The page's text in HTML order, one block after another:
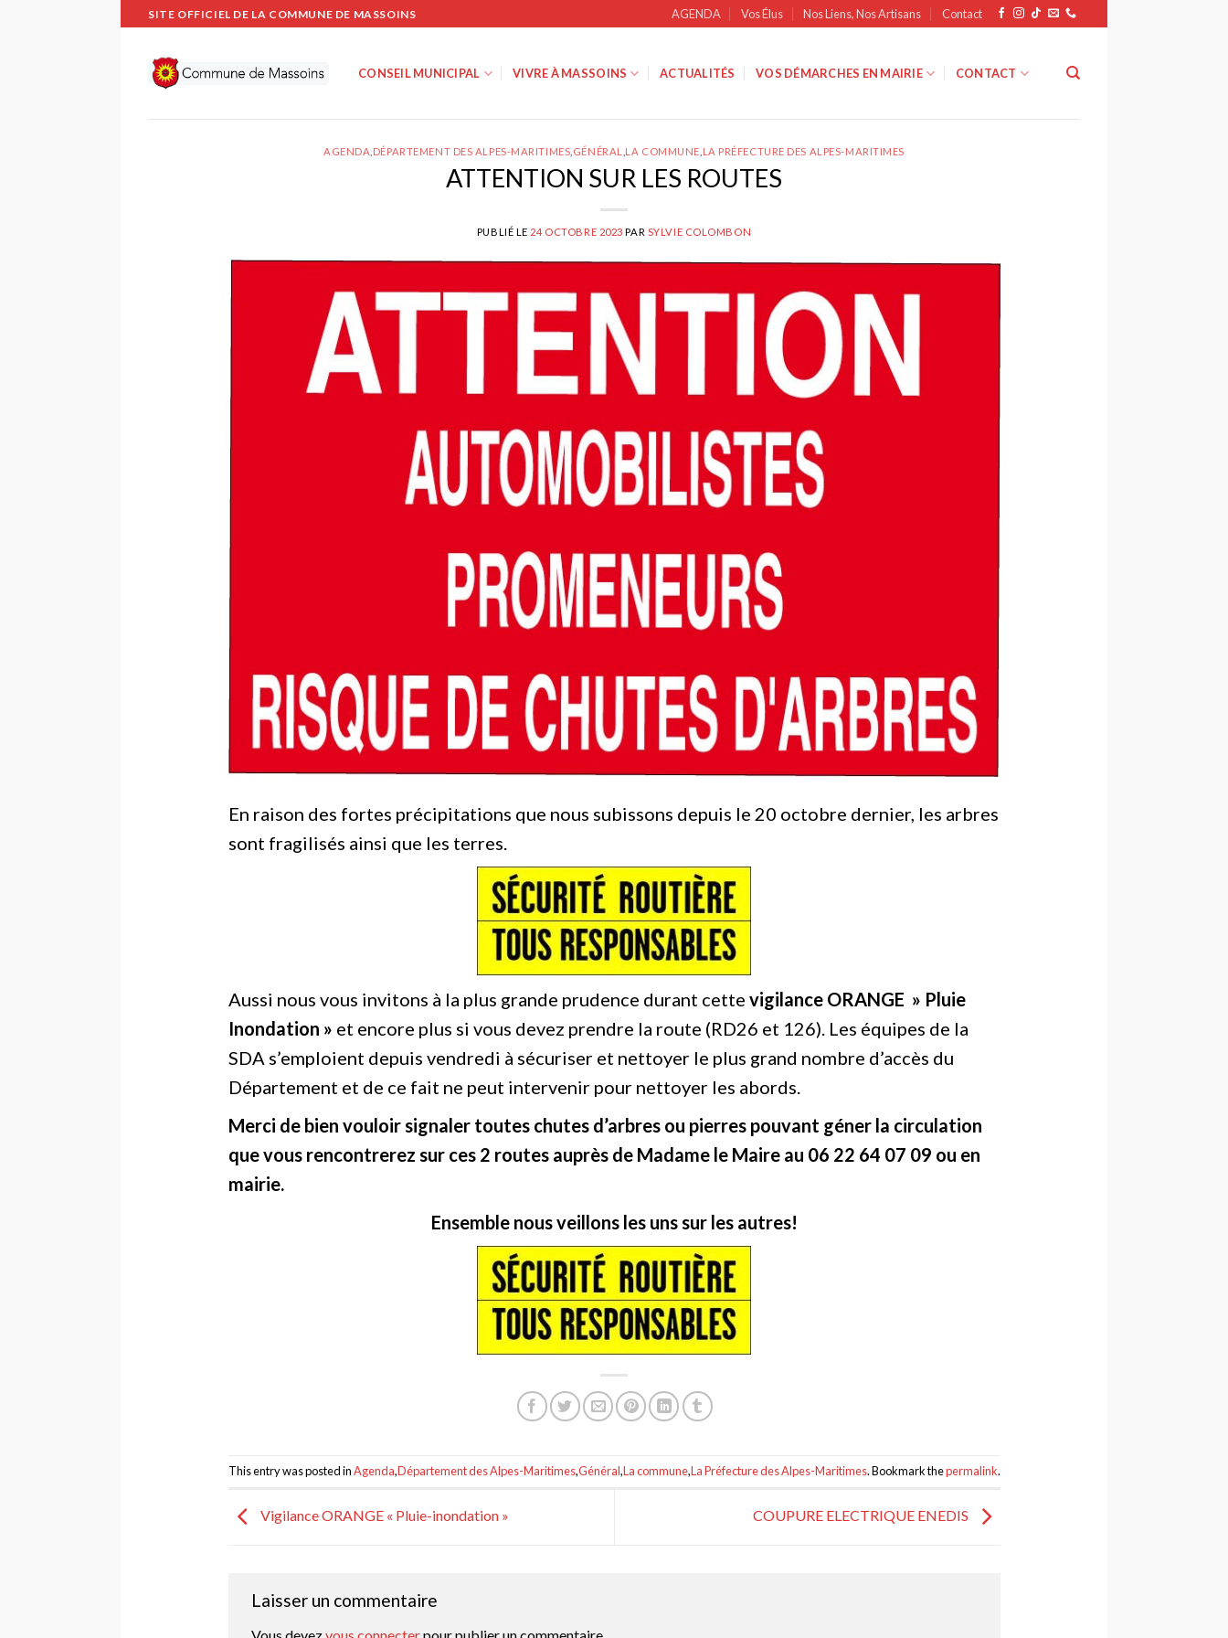
Passer
au
contenu
SITE OFFICIEL DE LA COMMUNE DE MASSOINS AGENDA Vos Élus Nos Liens, Nos Artisans Contact
CONSEIL MUNICIPAL VIVRE À MASSOINS ACTUALITÉS VOS DÉMARCHES EN MAIRIE CONTACT
AGENDA DÉPARTEMENT DES ALPES-MARITIMES GÉNÉRAL LA COMMUNE LA PRÉFECTURE DES ALPES-MARITIMES
ATTENTION SUR LES ROUTES
PUBLIÉ LE 24 OCTOBRE 2023 PAR SYLVIE COLOMBON
En raison des fortes précipitations que nous subissons depuis le 20 octobre dernier, les arbres
sont fragilisés ainsi que les terres.
Aussi nous vous invitons à la plus grande prudence durant cette vigilance ORANGE » Pluie
Inondation » et encore plus si vous devez prendre la route (RD26 et 126). Les équipes de la
SDA s’emploient depuis vendredi à sécuriser et nettoyer le plus grand nombre d’accès du
Département et de ce fait ne peut intervenir pour nettoyer les abords.
Merci de bien vouloir signaler toutes chutes d’arbres ou pierres pouvant géner la circulation
que vous rencontrerez sur ces 2 routes auprès de Madame le Maire au 06 22 64 07 09 ou en
mairie.
Ensemble nous veillons les uns sur les autres!
This entry was posted inAgenda,Département des Alpes-Maritimes,Général,La commune,La Préfecture des Alpes-Maritimes. Bookmark thepermalink.
Vigilance ORANGE « Pluie-inondation » COUPURE ELECTRIQUE ENEDIS
Laisser un commentaire